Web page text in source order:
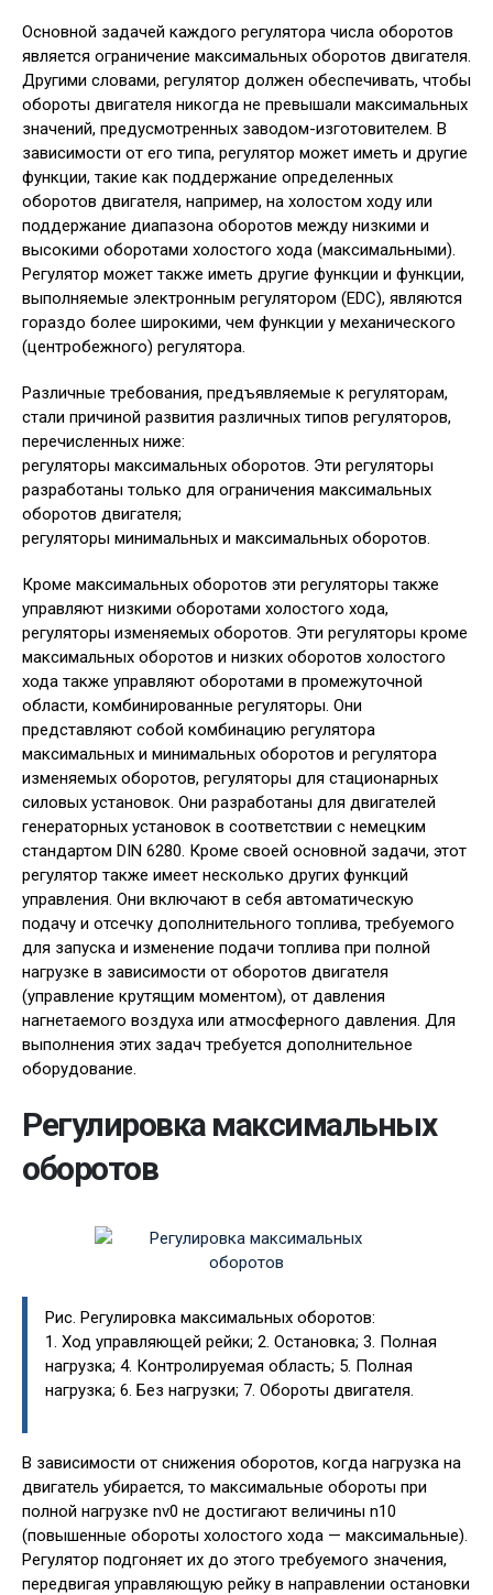
Основной задачей каждого регулятора числа оборотов
является ограничение максимальных оборотов двигателя.
Другими словами, регулятор должен обеспечивать, чтобы
обороты двигателя никогда не превышали максимальных
значений, предусмотренных заводом-изготовителем. В
зависимости от его типа, регулятор может иметь и другие
функции, такие как поддержание определенных
оборотов двигателя, например, на холостом ходу или
поддержание диапазона оборотов между низкими и
высокими оборотами холостого хода (максимальными).
Регулятор может также иметь другие функции и функции,
выполняемые электронным регулятором (EDC), являются
гораздо более широкими, чем функции у механического
(центробежного) регулятора.
Различные требования, предъявляемые к регуляторам,
стали причиной развития различных типов регуляторов,
перечисленных ниже:
регуляторы максимальных оборотов. Эти регуляторы
разработаны только для ограничения максимальных
оборотов двигателя;
регуляторы минимальных и максимальных оборотов.
Кроме максимальных оборотов эти регуляторы также
управляют низкими оборотами холостого хода,
регуляторы изменяемых оборотов. Эти регуляторы кроме
максимальных оборотов и низких оборотов холостого
хода также управляют оборотами в промежуточной
области, комбинированные регуляторы. Они
представляют собой комбинацию регулятора
максимальных и минимальных оборотов и регулятора
изменяемых оборотов, регуляторы для стационарных
силовых установок. Они разработаны для двигателей
генераторных установок в соответствии с немецким
стандартом DIN 6280. Кроме своей основной задачи, этот
регулятор также имеет несколько других функций
управления. Они включают в себя автоматическую
подачу и отсечку дополнительного топлива, требуемого
для запуска и изменение подачи топлива при полной
нагрузке в зависимости от оборотов двигателя
(управление крутящим моментом), от давления
нагнетаемого воздуха или атмосферного давления. Для
выполнения этих задач требуется дополнительное
оборудование.
Регулировка максимальных
оборотов
Рис. Регулировка максимальных оборотов:
1. Ход управляющей рейки; 2. Остановка; 3. Полная
нагрузка; 4. Контролируемая область; 5. Полная
нагрузка; 6. Без нагрузки; 7. Обороты двигателя.
В зависимости от снижения оборотов, когда нагрузка на
двигатель убирается, то максимальные обороты при
полной нагрузке nv0 не достигают величины n10
(повышенные обороты холостого хода — максимальные).
Регулятор подгоняет их до этого требуемого значения,
передвигая управляющую рейку в направлении остановки